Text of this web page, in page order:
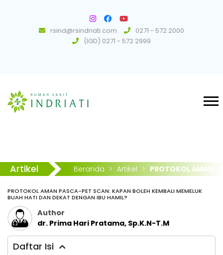
rsind@rsindriati.com
0271 - 572 2000
(IGD) 0271 - 572 2999
Artikel Beranda > Artikel > PROTOKOL AMAN
MEMELUK BUAH HATI DAN DEKAT DENGAN IBU HAMIL?
PROTOKOL AMAN PASCA-PET SCAN: KAPAN BOLEH KEMBALI MEMELUK
BUAH HATI DAN DEKAT DENGAN IBU HAMIL?
Author
dr. Prima Hari Pratama, Sp.K.N-T.M
Daftar Isi